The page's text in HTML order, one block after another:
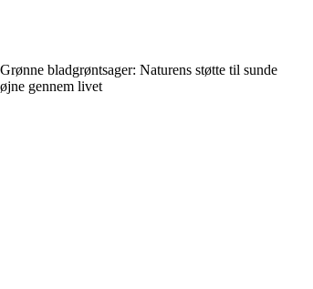
Grønne bladgrøntsager: Naturens støtte til sunde
øjne gennem livet